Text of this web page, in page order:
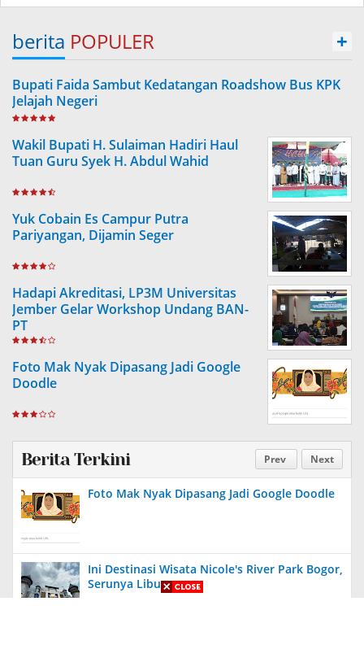
berita POPULER +
Bupati Faida Sambut Kedatangan Roadshow Bus KPK
Jelajah Negeri
Wakil Bupati H. Sulaiman Hadiri Haul
Tuan Guru Syek H. Abdul Wahid
Yuk Cobain Es Campur Putra
Pariyangan, Dijamin Seger
Hadapi Akreditasi, LP3M Universitas
Jember Gelar Workshop Undang BAN-
PT
Foto Mak Nyak Dipasang Jadi Google
Doodle
Prev Next
Berita Terkini
Foto Mak Nyak Dipasang Jadi Google Doodle
Ini Destinasi Wisata Nicole's River Park Bogor,
Serunya Liburan